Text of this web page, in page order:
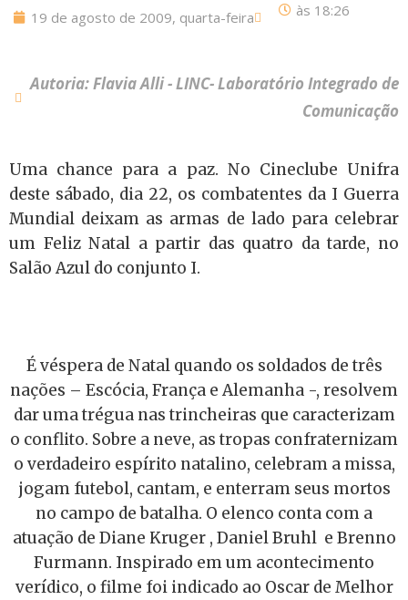
19 de agosto de 2009, quarta-feira às 18:26
Autoria: Flavia Alli - LINC- Laboratório Integrado de
Comunicação
Uma chance para a paz. No Cineclube Unifra
deste sábado, dia 22, os combatentes da I Guerra
Mundial deixam as armas de lado para celebrar
um Feliz Natal a partir das quatro da tarde, no
Salão Azul do conjunto I.
É véspera de Natal quando os soldados de três
nações – Escócia, França e Alemanha -, resolvem
dar uma trégua nas trincheiras que caracterizam
o conflito. Sobre a neve, as tropas confraternizam
o verdadeiro espírito natalino, celebram a missa,
jogam futebol, cantam, e enterram seus mortos
no campo de batalha. O elenco conta com a
atuação de Diane Kruger , Daniel Bruhl e Brenno
Furmann. Inspirado em um acontecimento
verídico, o filme foi indicado ao Oscar de Melhor